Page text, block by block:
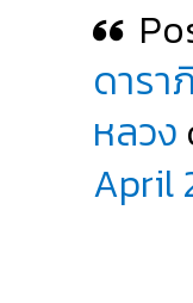
ดารา
หลวง
April